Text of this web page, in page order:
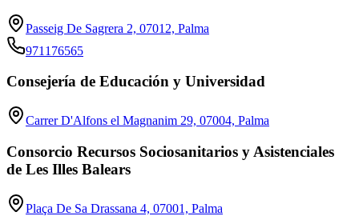
Passeig De Sagrera 2, 07012, Palma
971176565
Consejería de Educación y Universidad
Carrer D'Alfons el Magnanim 29, 07004, Palma
Consorcio Recursos Sociosanitarios y Asistenciales
de Les Illes Balears
Plaça De Sa Drassana 4, 07001, Palma